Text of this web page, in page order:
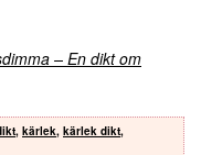
– En dikt om
, kärlek, kärlek dikt,